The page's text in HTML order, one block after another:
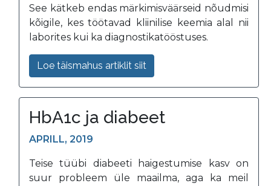
See kätkeb endas märkimisväärseid nõudmisi
kõigile, kes töötavad kliinilise keemia alal nii
laborites kui ka diagnostikatööstuses.
Loe täismahus artiklit siit
HbA1c ja diabeet
APRILL, 2019
Teise tüübi diabeeti haigestumise kasv on
suur probleem üle maailma, aga ka meil